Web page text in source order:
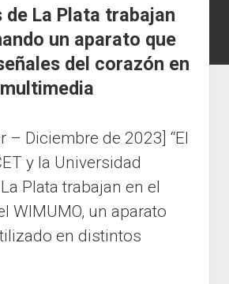
Inicio
Equipo
Eventos
Publicaciones
Vínculos
Contacto
La Plata trabajan
un aparato que
del corazón en
– Diciembre de 2023] “El
y la Universidad
Plata trabajan en el
WIMUMO, un aparato
en distintos